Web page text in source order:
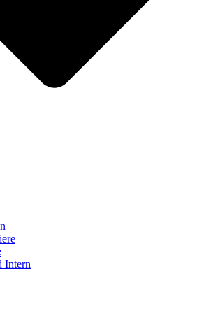
Intern